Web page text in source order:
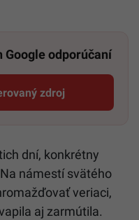
Google odporúčaní
zdroj
odkaz sa otvorí v
dní, konkrétny
námestí svätého
veriaci,
aj zarmútila.